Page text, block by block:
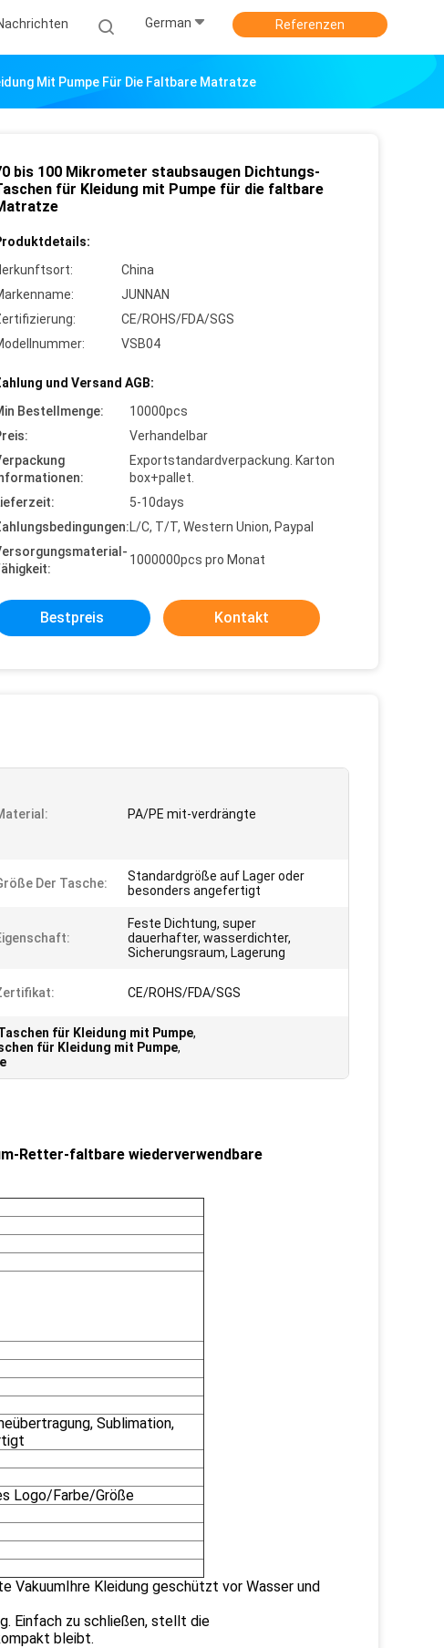
German Referenzen
Mit Pumpe Für Die Faltbare Matratze
bis 100 Mikrometer staubsaugen Dichtungs-
für Kleidung mit Pumpe für die faltbare
China
JUNNAN
CE/ROHS/FDA/SGS
VSB04
und Versand AGB:
Bestellmenge:
10000pcs
Verhandelbar
Exportstandardverpackung. Karton
box+pallet.
5-10days
L/C, T/T, Western Union, Paypal
1000000pcs pro Monat
Bestpreis Kontakt
PA/PE mit-verdrängte
Der Tasche:
Standardgröße auf Lager oder
besonders angefertigt
Feste Dichtung, super
dauerhafter, wasserdichter,
Sicherungsraum, Lagerung
CE/ROHS/FDA/SGS
für Kleidung mit Pumpe,
für Kleidung mit Pumpe,
Retter-faltbare wiederverwendbare
Sublimation,
Logo/Farbe/Größe
VakuumIhre Kleidung geschützt vor Wasser und
Einfach zu schließen, stellt die
bleibt.